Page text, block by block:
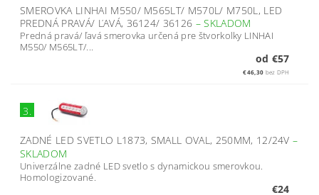
SMEROVKA LINHAI M550/ M565LT/ M570L/ M750L, LED
PREDNÁ PRAVÁ/ ĽAVÁ, 36124/ 36126 –SKLADOM
Predná pravá/ ľavá smerovka určená pre štvorkolky LINHAI
M550/ M565LT/...
od €57
€46,30 bez DPH
3.
ZADNÉ LED SVETLO L1873, SMALL OVAL, 250MM, 12/24V–
SKLADOM
Univerzálne zadné LED svetlo s dynamickou smerovkou.
Homologizované.
€24